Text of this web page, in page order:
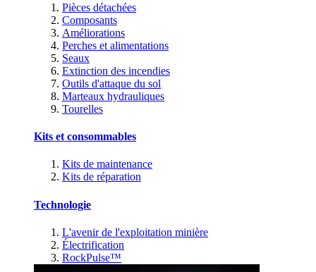
Pièces détachées
Composants
Améliorations
Perches et alimentations
Seaux
Extinction des incendies
Outils d'attaque du sol
Marteaux hydrauliques
Tourelles
Kits et consommables
Kits de maintenance
Kits de réparation
Technologie
L'avenir de l'exploitation minière
Électrification
RockPulse™